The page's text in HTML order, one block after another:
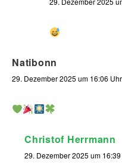
Natibonn
29. Dezember 2025 um 16:06 Uhr
Christof Herrmann
29. Dezember 2025 um